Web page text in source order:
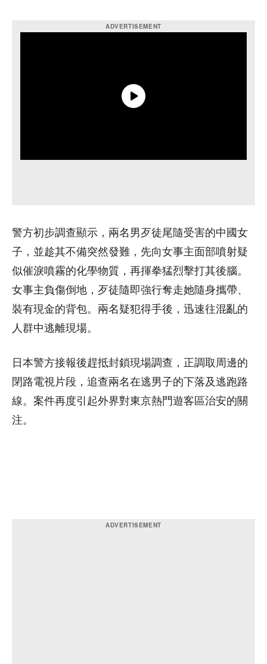
警方初步調查顯示，兩名男歹徒尾隨受害的中國女
子，並趁其不備突然發難，先向女事主面部噴射疑
似催淚噴霧的化學物質，再揮拳猛烈擊打其後腦。
女事主負傷倒地，歹徒隨即強行奪走她隨身攜帶、
裝有現金的背包。兩名疑犯得手後，迅速往混亂的
人群中逃離現場。
日本警方接報後趕抵封鎖現場調查，正調取周邊的
閉路電視片段，追查兩名在逃男子的下落及逃跑路
線。案件再度引起外界對東京熱門遊客區治安的關
注。